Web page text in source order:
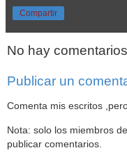
Compartir
No hay
Publicar un
Comenta mis escritos
Nota: solo los miembros
publicar comentarios.